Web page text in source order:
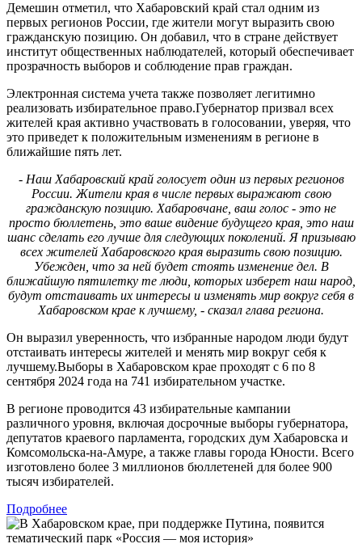
Демешин отметил, что Хабаровский край стал одним из
первых регионов России, где жители могут выразить свою
гражданскую позицию. Он добавил, что в стране действует
институт общественных наблюдателей, который обеспечивает
прозрачность выборов и соблюдение прав граждан.
Электронная система учета также позволяет легитимно
реализовать избирательное право.Губернатор призвал всех
жителей края активно участвовать в голосовании, уверяя, что
это приведет к положительным изменениям в регионе в
ближайшие пять лет.
- Наш Хабаровский край голосует один из первых регионов
России. Жители края в числе первых выражают свою
гражданскую позицию. Хабаровчане, ваш голос - это не
просто бюллетень, это ваше видение будущего края, это наш
шанс сделать его лучше для следующих поколений. Я призываю
всех жителей Хабаровского края выразить свою позицию.
Убежден, что за ней будет стоять изменение дел. В
ближайшую пятилетку те люди, которых изберет наш народ,
будут отстаивать их интересы и изменять мир вокруг себя в
Хабаровском крае к лучшему, - сказал глава региона.
Он выразил уверенность, что избранные народом люди будут
отстаивать интересы жителей и менять мир вокруг себя к
лучшему.Выборы в Хабаровском крае проходят с 6 по 8
сентября 2024 года на 741 избирательном участке.
В регионе проводится 43 избирательные кампании
различного уровня, включая досрочные выборы губернатора,
депутатов краевого парламента, городских дум Хабаровска и
Комсомольска-на-Амуре, а также главы города Юности. Всего
изготовлено более 3 миллионов бюллетеней для более 900
тысяч избирателей.
Подробнее